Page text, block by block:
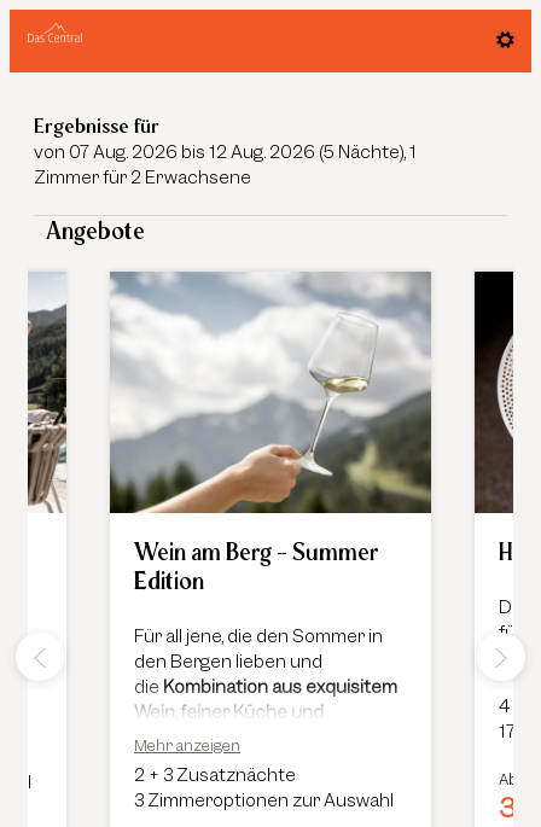
Das Central - Alpine. Luxury. Life.
Ergebnisse für
von 07 Aug. 2026 bis 12 Aug. 2026 (5 Nächte),1
Zimmerfür 2 Erwachsene
Angebote
Wein am Berg - Summer
Edition
Für all jene, die den Sommer in
den Bergen lieben und
die Kombination aus exquisitem
Wein, feiner Küche und
atemberaubender Natur
schätzen wissen, ist dieses
Event ein absolutes Muss.
Mehr anzeigen
2 + 3 Zusatznächte
3 Zimmeroptionen zur Auswahl
Das
für
4
17
Ab